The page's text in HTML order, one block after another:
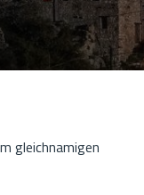
gleichnamigen